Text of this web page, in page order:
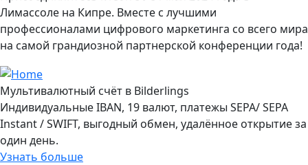
Лимассоле на Кипре. Вместе с лучшими
профессионалами цифрового маркетинга со всего мира
на самой грандиозной партнерской конференции года!
Мультивалютный счёт в Bilderlings
Индивидуальные IBAN, 19 валют, платежы SEPA/ SEPA
Instant / SWIFT, выгодный обмен, удалённое открытие за
один день.
Узнать больше